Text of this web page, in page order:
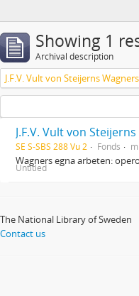
Showing 1
Archival description
J.F.V. Vult von Steijerns
J.F.V. Vult von
SE S-SBS 288 Vu 2 Fonds
Wagners egna arbeten:
Untitled
The National Library of Sweden
Contact us